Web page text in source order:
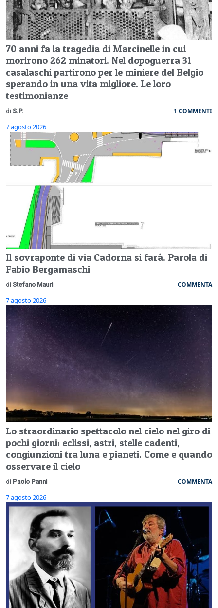
70 anni fa la tragedia di Marcinelle in cui
morirono 262 minatori. Nel dopoguerra 31
casalaschi partirono per le miniere del Belgio
sperando in una vita migliore. Le loro
testimonianze
di S.P. 1 COMMENTI
7 agosto 2026
Il sovraponte di via Cadorna si farà. Parola di
Fabio Bergamaschi
di Stefano Mauri COMMENTA
7 agosto 2026
Lo straordinario spettacolo nel cielo nel giro di
pochi giorni: eclissi, astri, stelle cadenti,
congiunzioni tra luna e pianeti. Come e quando
osservare il cielo
di Paolo Panni COMMENTA
7 agosto 2026